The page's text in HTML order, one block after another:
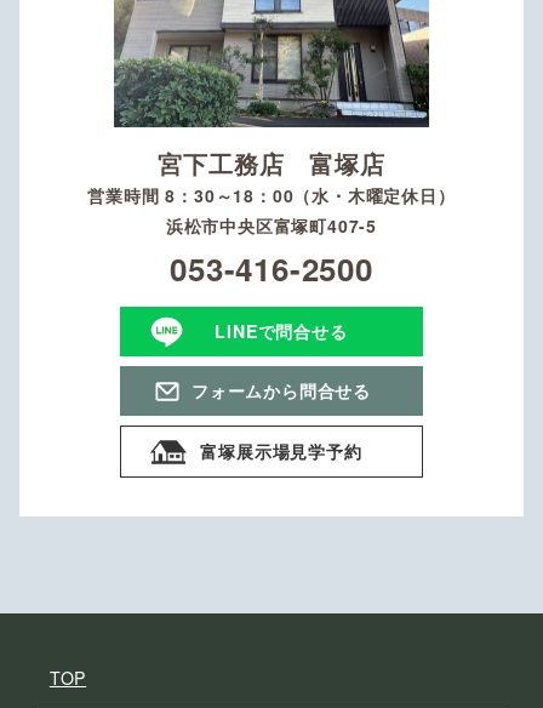
宮下工務店 富塚店
営業時間 8：30～18：00（水・木曜定休日）
浜松市中央区富塚町407-5
053-416-2500
LINEで問合せる
フォームから問合せる
富塚展示場見学予約
TOP